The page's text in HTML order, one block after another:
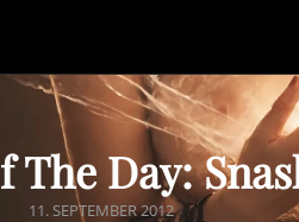
The Day:
POSTED
11. SEPTEMBER 2012